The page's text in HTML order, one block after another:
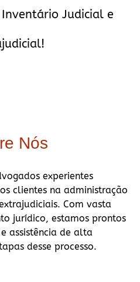
Judicial e
Nós
experientes
clientes na administração
Com vasta
jurídico, estamos prontos
assistência de alta
desse processo.